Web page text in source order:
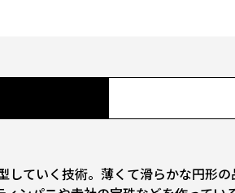
ていく技術。薄くて滑らかな円形